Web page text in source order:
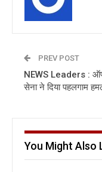
PREV POST
NEWS Leaders :
सेना ने दिया पहलगाम
You Might Also